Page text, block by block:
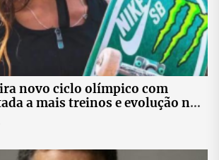
novo ciclo olímpico com
a mais treinos e evolução no